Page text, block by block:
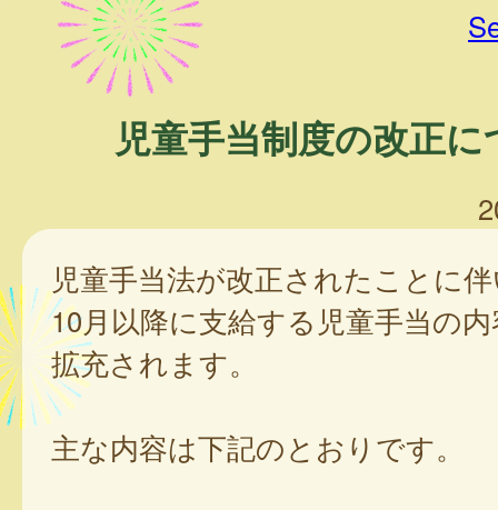
児童手当制度の改正
児童手当法が改正されたことに
10月以降に支給する児童手当の
拡充されます。
主な内容は下記のとおりです。